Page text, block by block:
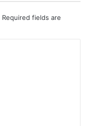
Required fields are